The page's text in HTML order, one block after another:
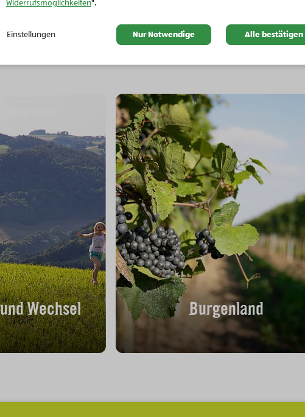
Wechsel Burgenland
Widerrufsmöglichkeiten".
Einstellungen Nur Notwendige Alle bestätigen